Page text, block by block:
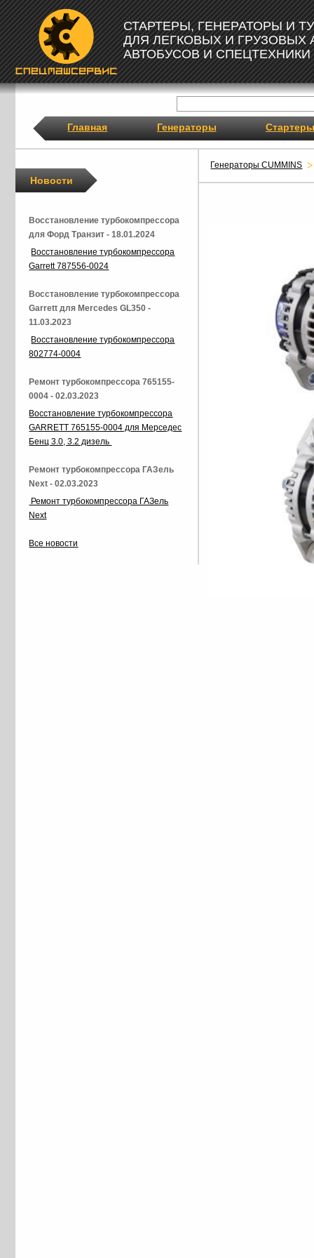
СТАРТЕРЫ, ГЕНЕРАТОРЫ И
ДЛЯ ЛЕГКОВЫХ И ГРУЗОВЫХ
АВТОБУСОВ И СПЕЦТЕХНИКИ
Главная Генераторы Стартеры
Генераторы CUMMINS
Новости
Восстановление турбокомпрессора
для Форд Транзит - 18.01.2024
Восстановление турбокомпрессора
Garrett 787556-0024
Восстановление турбокомпрессора
Garrett для Mercedes GL350 -
11.03.2023
Восстановление турбокомпрессора
802774-0004
Ремонт турбокомпрессора 765155-
0004 - 02.03.2023
Восстановление турбокомпрессора
GARRETT 765155-0004 для Мерседес
Бенц 3.0, 3.2 дизель
Ремонт турбокомпрессора ГАЗель
Next - 02.03.2023
Ремонт турбокомпрессора ГАЗель
Next
Все новости